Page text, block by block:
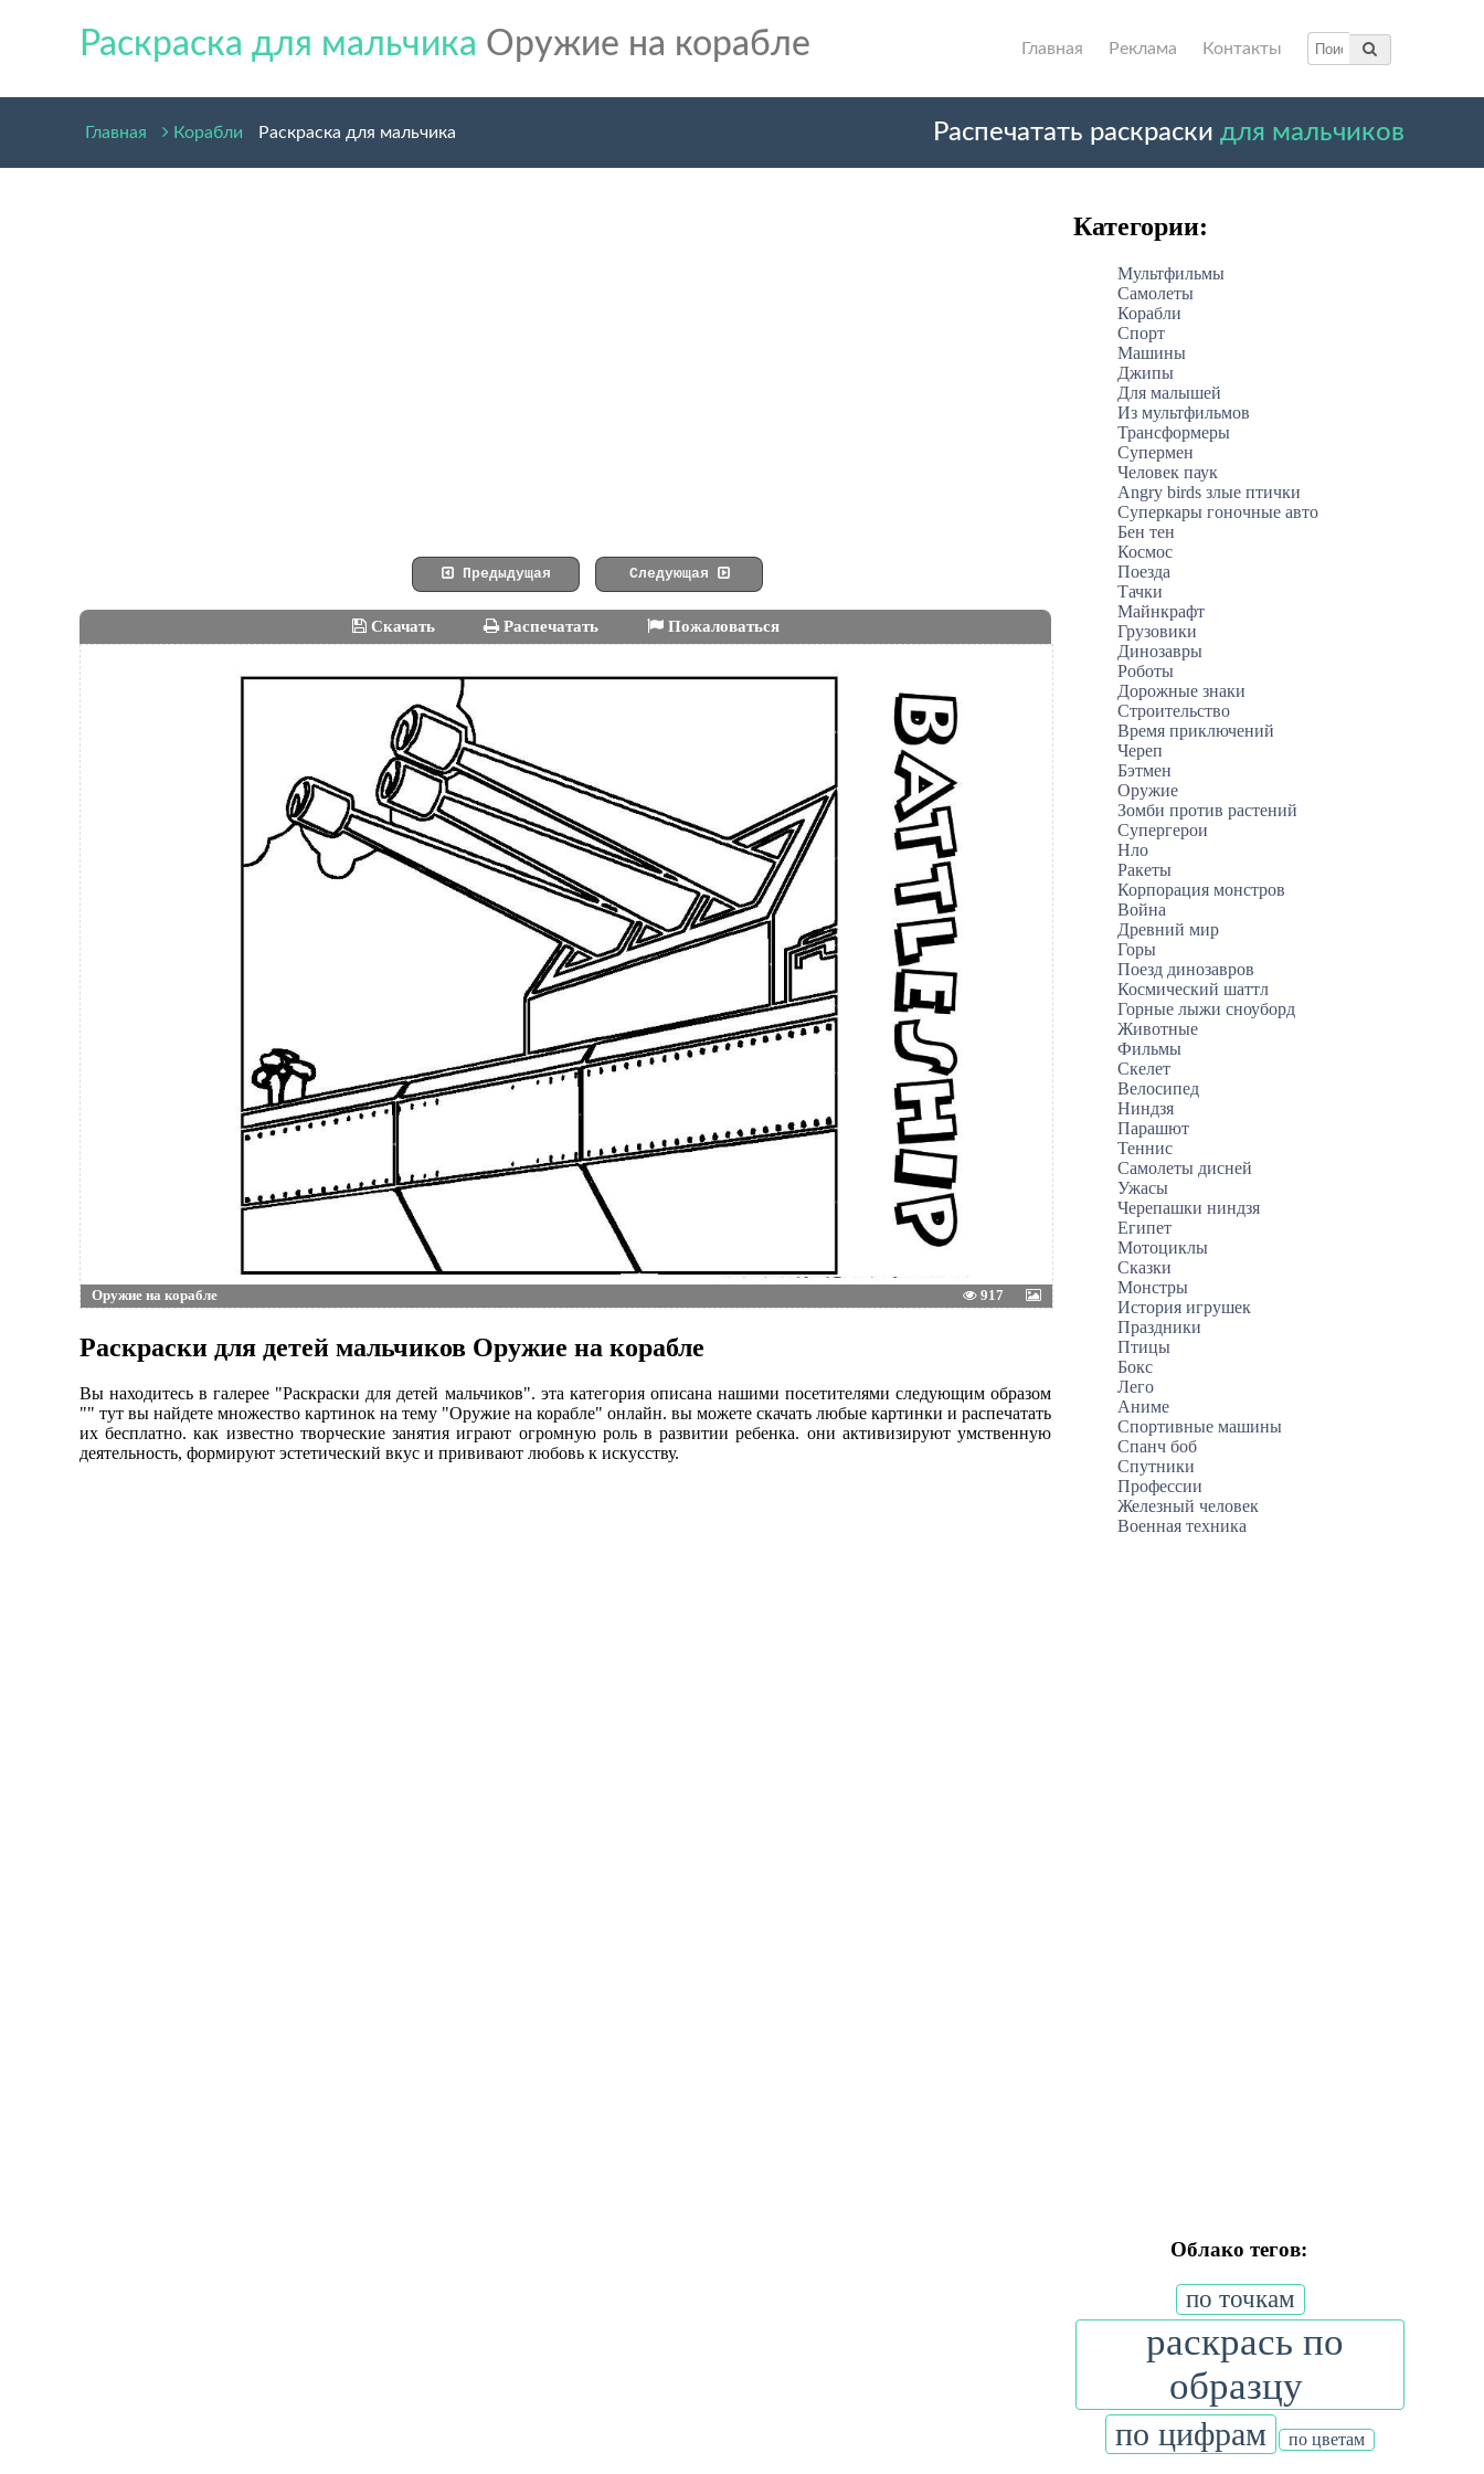
Раскраска для мальчика Оружие на корабле Главная Реклама Контакты
Распечатать раскраски для мальчиков
Главная Корабли Раскраска для мальчика
Предыдущая Следующая
Скачать Распечатать Пожаловаться
Оружие на корабле 917
Раскраски для детей мальчиков Оружие на корабле
Вы находитесь в галерее "Раскраски для детей мальчиков". эта категория описана нашими посетителями следующим образом
"" тут вы найдете множество картинок на тему "Оружие на корабле" онлайн. вы можете скачать любые картинки и распечатать
их бесплатно. как известно творческие занятия играют огромную роль в развитии ребенка. они активизируют умственную
деятельность, формируют эстетический вкус и прививают любовь к искусству.
Категории:
Мультфильмы
Самолеты
Корабли
Спорт
Машины
Джипы
Для малышей
Из мультфильмов
Трансформеры
Супермен
Человек паук
Angry birds злые птички
Суперкары гоночные авто
Бен тен
Космос
Поезда
Тачки
Майнкрафт
Грузовики
Динозавры
Роботы
Дорожные знаки
Строительство
Время приключений
Череп
Бэтмен
Оружие
Зомби против растений
Супергерои
Нло
Ракеты
Корпорация монстров
Война
Древний мир
Горы
Поезд динозавров
Космический шаттл
Горные лыжи сноуборд
Животные
Фильмы
Скелет
Велосипед
Ниндзя
Парашют
Теннис
Самолеты дисней
Ужасы
Черепашки ниндзя
Египет
Мотоциклы
Сказки
Монстры
История игрушек
Праздники
Птицы
Бокс
Лего
Аниме
Спортивные машины
Спанч боб
Спутники
Профессии
Железный человек
Военная техника
Облако тегов:
по точкам
раскрась по
образцу
по цифрам по цветам